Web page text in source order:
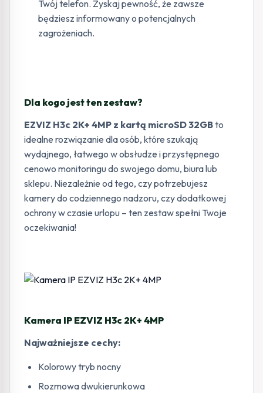
Twój telefon. Zyskaj pewność, że zawsze
będziesz informowany o potencjalnych
zagrożeniach.
Dla kogo jest ten zestaw?
EZVIZ H3c 2K+ 4MP z kartą microSD 32GBto
idealne rozwiązanie dla osób, które szukają
wydajnego, łatwego w obsłudze i przystępnego
cenowo monitoringu do swojego domu, biura lub
sklepu. Niezależnie od tego, czy potrzebujesz
kamery do codziennego nadzoru, czy dodatkowej
ochrony w czasie urlopu – ten zestaw spełni Twoje
oczekiwania!
Kamera IP EZVIZ H3c 2K+ 4MP
Najważniejsze cechy:
Kolorowy tryb nocny
Rozmowa dwukierunkowa